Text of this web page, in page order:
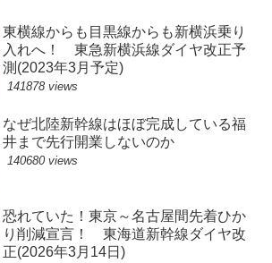
東横線からも目黒線からも新横浜乗り
入れへ！ 東急新横浜線ダイヤ改正予
測(2023年3月予定)
141878 views
なぜ北陸新幹線はほぼ完成している福
井まで先行開業しないのか
140680 views
恐れていた！東京～名古屋間先着ひか
り削減宣言！ 東海道新幹線ダイヤ改
正(2026年3月14日)